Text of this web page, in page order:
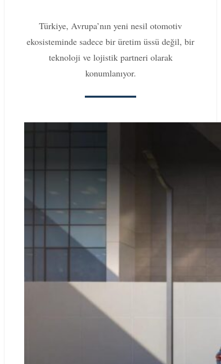
Türkiye, Avrupa’nın yeni nesil otomotiv
ekosisteminde sadece bir üretim üssü değil, bir
teknoloji ve lojistik partneri olarak
konumlanıyor.